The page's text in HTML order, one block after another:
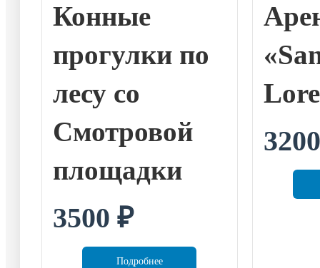
Конные
прогулки по
лесу со
Смотровой
площадки
3500 ₽
Подробнее